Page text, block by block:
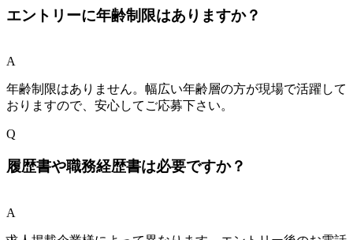
エントリーに年齢制限はありますか？
A
年齢制限はありません。幅広い年齢層の方が現場で活躍して
おりますので、安心してご応募下さい。
Q
履歴書や職務経歴書は必要ですか？
A